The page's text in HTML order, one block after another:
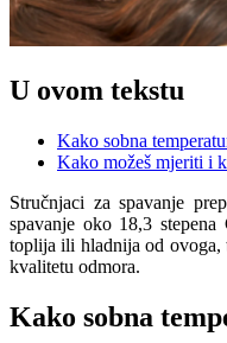
U ovom tekstu
Kako sobna
Kako možeš mjeriti i
Stručnjaci za spavanje
spavanje oko 18,3
toplija ili hladnija od ovoga,
kvalitetu odmora.
Kako sobna